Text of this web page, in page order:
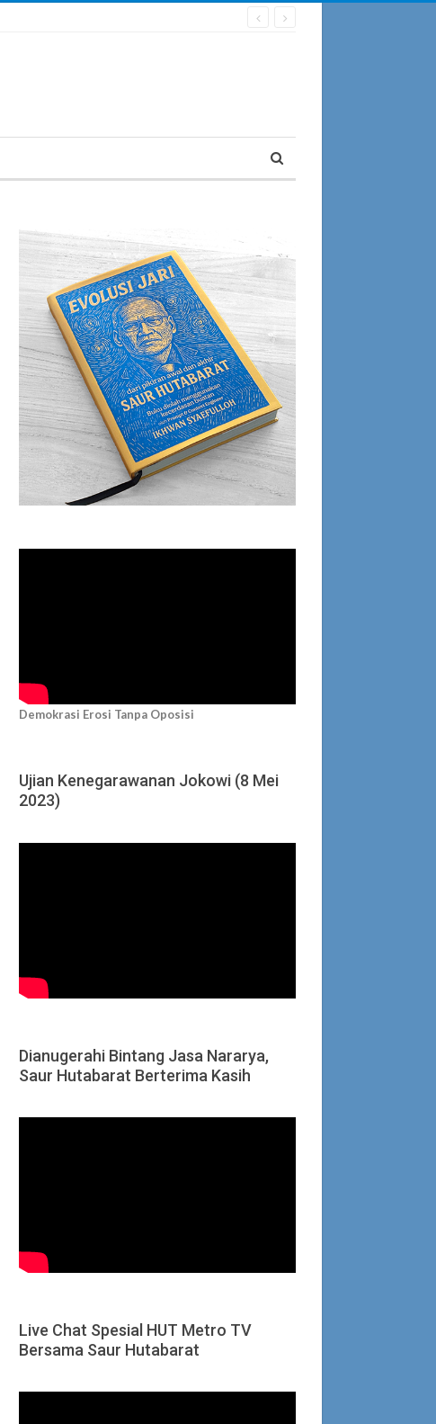
Demokrasi Erosi Tanpa Oposisi
Ujian Kenegarawanan Jokowi (8 Mei
2023)
Dianugerahi Bintang Jasa Nararya,
Saur Hutabarat Berterima Kasih
Live Chat Spesial HUT Metro TV
Bersama Saur Hutabarat